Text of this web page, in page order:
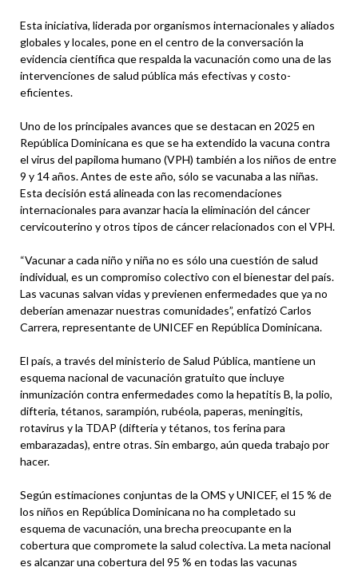
Esta iniciativa, liderada por organismos internacionales y aliados
globales y locales, pone en el centro de la conversación la
evidencia científica que respalda la vacunación como una de las
intervenciones de salud pública más efectivas y costo-
eficientes.
Uno de los principales avances que se destacan en 2025 en
República Dominicana es que se ha extendido la vacuna contra
el virus del papiloma humano (VPH) también a los niños de entre
9 y 14 años. Antes de este año, sólo se vacunaba a las niñas.
Esta decisión está alineada con las recomendaciones
internacionales para avanzar hacia la eliminación del cáncer
cervicouterino y otros tipos de cáncer relacionados con el VPH.
“Vacunar a cada niño y niña no es sólo una cuestión de salud
individual, es un compromiso colectivo con el bienestar del país.
Las vacunas salvan vidas y previenen enfermedades que ya no
deberían amenazar nuestras comunidades”, enfatizó Carlos
Carrera, representante de UNICEF en República Dominicana.
El país, a través del ministerio de Salud Pública, mantiene un
esquema nacional de vacunación gratuito que incluye
inmunización contra enfermedades como la hepatitis B, la polio,
difteria, tétanos, sarampión, rubéola, paperas, meningitis,
rotavirus y la TDAP (difteria y tétanos, tos ferina para
embarazadas), entre otras. Sin embargo, aún queda trabajo por
hacer.
Según estimaciones conjuntas de la OMS y UNICEF, el 15 % de
los niños en República Dominicana no ha completado su
esquema de vacunación, una brecha preocupante en la
cobertura que compromete la salud colectiva. La meta nacional
es alcanzar una cobertura del 95 % en todas las vacunas